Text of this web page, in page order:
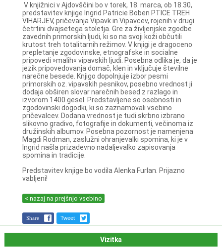
V knjižnici v Ajdovščini bo v torek, 18. marca, ob 18.30,
predstavitev knjige Ingrid Patricie Boben PTICE TREH
VIHARJEV, pričevanja Vipavk in Vipavcev, rojenih v drugi
četrtini dvajsetega stoletja. Gre za življenjske zgodbe
zavednih primorskih ljudi, ki so na svoji koži občutili
krutost treh totalitarnih režimov. V knjigi je dragoceno
prepletanje zgodovinske, etnografske in socialne
pripovedi »malih« vipavskih ljudi. Posebna odlika je, da je
jezik pripovedovanja domač, klen in vključuje številne
narečne besede. Knjigo dopolnjuje izbor pesmi
primorskih oz. vipavskih pesnikov, posebno vrednost ji
dodaja obširen slovar narečnih besed z razlago in
izvorom 1400 gesel. Predstavljene so osebnosti in
zgodovinski dogodki, ki so zaznamovali vsebino
pričevalcev. Dodana vrednost je tudi skrbno izbrano
slikovno gradivo, fotografije in dokumenti, večinoma iz
družinskih albumov. Posebna pozornost je namenjena
Magdi Rodman, zaslužni ohranjevalki spomina, ki je v
Ingrid našla prizadevno nadaljevalko zapisovanja
spomina in tradicije.
Predstavitev knjige bo vodila Alenka Furlan. Prijazno
vabljeni!
< nazaj na prejšnjo vsebino
Share Tweet
Vizitka